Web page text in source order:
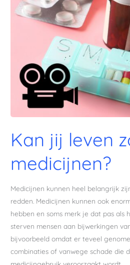
Kan jij leven
medicijnen?
Medicijnen kunnen heel belangrijk
redden. Medicijnen kunnen ook
hebben en soms merk je dat pas als
sterven mensen aan bijwerkingen
bijvoorbeeld omdat er teveel
combinaties of vanwege schade die
zonder
medicijnen?